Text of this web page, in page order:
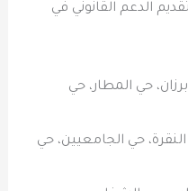
الدعم القانوني في
حي المطار، حي
حي الجامعيين، حي